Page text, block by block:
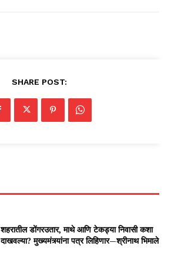
SHARE POST:
शहरातील डोंगरउतार, माथे आणि टेकड्या निवासी कशा
दाखवल्या? मुख्यमंत्र्यांना पत्र लिहिणार—श्रीनाथ भिमाले